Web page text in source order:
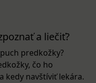
a liečiť?
predkožky?
čo ho
kedy navštíviť lekára.